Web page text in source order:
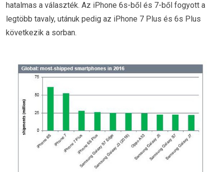
hatalmas a választék. Az iPhone 6s-ből és 7-ből fogyott a
legtöbb tavaly, utánuk pedig az iPhone 7 Plus és 6s Plus
következik a sorban.